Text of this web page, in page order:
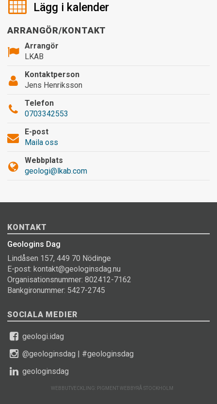
Lägg i kalender
ARRANGÖR/KONTAKT
Arrangör
LKAB
Kontaktperson
Jens Henriksson
Telefon
0703342553
E-post
Maila oss
Webbplats
geologi@lkab.com
KONTAKT
Geologins Dag
Lindåsen 157, 449 70 Nödinge
E-post: kontakt@geologinsdag.nu
Organisationsnummer: 802412-7162
Bankgironummer: 5427-2745
SOCIALA MEDIER
geologi.idag
@geologinsdag | #geologinsdag
geologinsdag
WEBBUTVECKLING: PIGMENT WEBBYRÅ STOCKHOLM